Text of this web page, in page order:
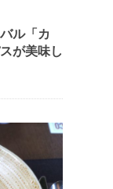
ル「カ
が美味し